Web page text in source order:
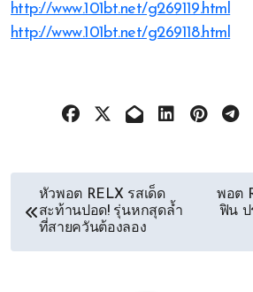
http://www.101bt.net/g269119.html
http://www.101bt.net/g269118.html
หัวพอต RELX รสเด็ด
สะท้านปอด! รุ่นหกสุดล้ำ
ที่สายควันต้องลอง
พอต
ฟิน